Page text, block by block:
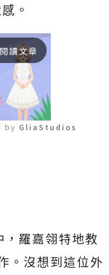
。
閱讀文章
by GliaStudios
羅嘉翎特地教
。沒想到這位外